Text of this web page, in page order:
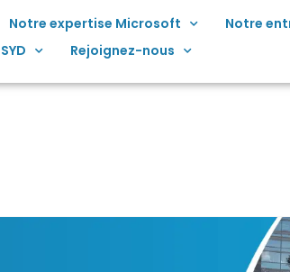
Notre expertise Microsoft
Notre
Rejoignez-nous